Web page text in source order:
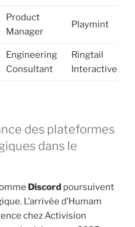
Product
Manager
Playmint
Engineering
Consultant
Ringtail
Interactive
des plateformes
dans le
Discord poursuivent
L’arrivée d’Humam
chez Activision